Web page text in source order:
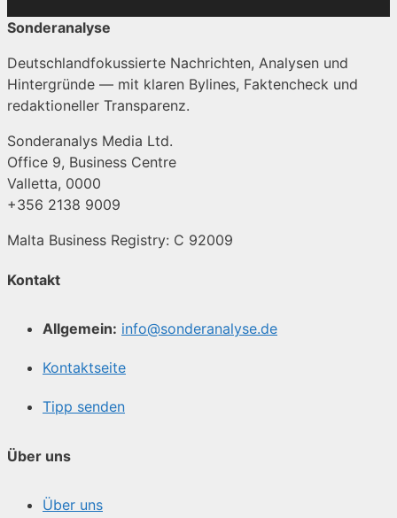
Sonderanalyse
Deutschlandfokussierte Nachrichten, Analysen und
Hintergründe — mit klaren Bylines, Faktencheck und
redaktioneller Transparenz.
Sonderanalys Media Ltd.
Office 9, Business Centre
Valletta, 0000
+356 2138 9009
Malta Business Registry: C 92009
Kontakt
Allgemein: info@sonderanalyse.de
Kontaktseite
Tipp senden
Über uns
Über uns